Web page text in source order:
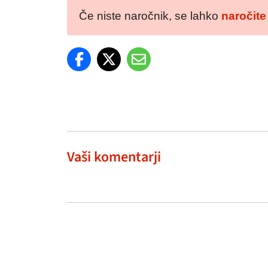
Če niste naročnik, se lahko
Vaši komentarji